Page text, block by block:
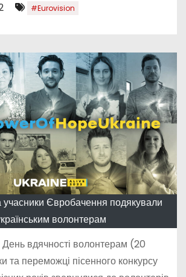
#Eurovision
Євробачення подякували
волонтерам
вдячності волонтерам (20
та переможці пісенного конкурсу